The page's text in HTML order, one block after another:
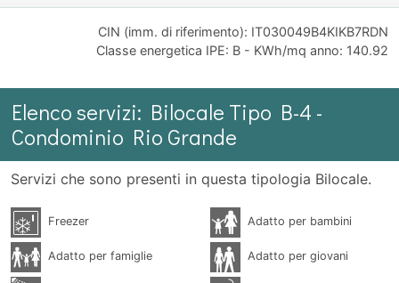
CIN (imm. di riferimento): IT030049B4KIKB7RDN
Classe energetica IPE: B - KWh/mq anno: 140.92
Elenco servizi: Bilocale Tipo B-4 -
Condominio Rio Grande
Servizi che sono presenti in questa tipologia Bilocale.
Freezer Adatto per bambini
Adatto per famiglie Adatto per giovani